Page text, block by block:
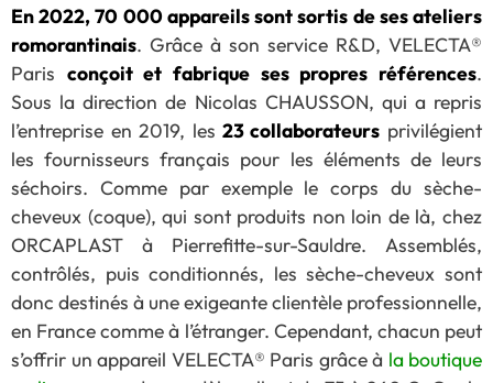
En 2022,70 000 appareils sont sortis de ses ateliers
romorantinais. Grâce à son service R&D, VELECTA®
Paris conçoit et fabrique ses propres références.
Sous la direction de Nicolas CHAUSSON, qui a repris
l’entreprise en 2019, les 23 collaborateurs privilégient
les fournisseurs français pour les éléments de leurs
séchoirs. Comme par exemple le corps du sèche-
cheveux (coque), qui sont produits non loin de là, chez
ORCAPLAST à Pierrefitte-sur-Sauldre. Assemblés,
contrôlés, puis conditionnés, les sèche-cheveux sont
donc destinés à une exigeante clientèle professionnelle,
en France comme à l’étranger. Cependant, chacun peut
s’offrir un appareil VELECTA® Paris grâce à la boutique